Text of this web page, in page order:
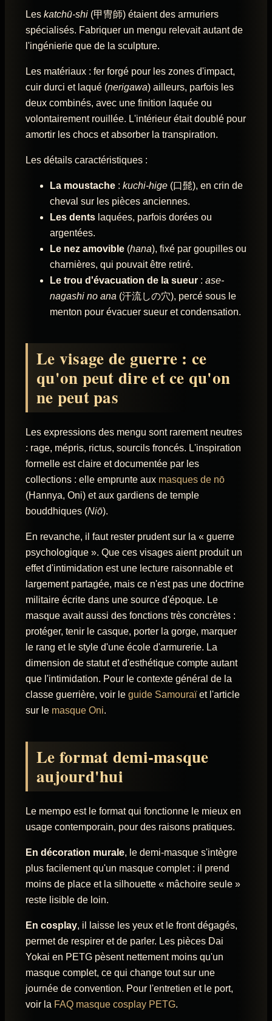
Les katchū-shi (甲冑師) étaient des armuriers
spécialisés. Fabriquer un mengu relevait autant de
l'ingénierie que de la sculpture.
Les matériaux : fer forgé pour les zones d'impact,
cuir durci et laqué (nerigawa) ailleurs, parfois les
deux combinés, avec une finition laquée ou
volontairement rouillée. L'intérieur était doublé pour
amortir les chocs et absorber la transpiration.
Les détails caractéristiques :
La moustache : kuchi-hige (口髭), en crin de
cheval sur les pièces anciennes.
Les dents laquées, parfois dorées ou
argentées.
Le nez amovible (hana), fixé par goupilles ou
charnières, qui pouvait être retiré.
Le trou d'évacuation de la sueur : ase-
nagashi no ana (汗流しの穴), percé sous le
menton pour évacuer sueur et condensation.
Le visage de guerre : ce
qu'on peut dire et ce qu'on
ne peut pas
Les expressions des mengu sont rarement neutres
: rage, mépris, rictus, sourcils froncés. L'inspiration
formelle est claire et documentée par les
collections : elle emprunte aux masques de nō
(Hannya, Oni) et aux gardiens de temple
bouddhiques (Niō).
En revanche, il faut rester prudent sur la « guerre
psychologique ». Que ces visages aient produit un
effet d'intimidation est une lecture raisonnable et
largement partagée, mais ce n'est pas une doctrine
militaire écrite dans une source d'époque. Le
masque avait aussi des fonctions très concrètes :
protéger, tenir le casque, porter la gorge, marquer
le rang et le style d'une école d'armurerie. La
dimension de statut et d'esthétique compte autant
que l'intimidation. Pour le contexte général de la
classe guerrière, voir le guide Samouraïet l'article
sur le masque Oni.
Le format demi-masque
aujourd'hui
Le mempo est le format qui fonctionne le mieux en
usage contemporain, pour des raisons pratiques.
En décoration murale, le demi-masque s'intègre
plus facilement qu'un masque complet : il prend
moins de place et la silhouette « mâchoire seule »
reste lisible de loin.
En cosplay, il laisse les yeux et le front dégagés,
permet de respirer et de parler. Les pièces Dai
Yokai en PETG pèsent nettement moins qu'un
masque complet, ce qui change tout sur une
journée de convention. Pour l'entretien et le port,
voir la FAQ masque cosplay PETG.